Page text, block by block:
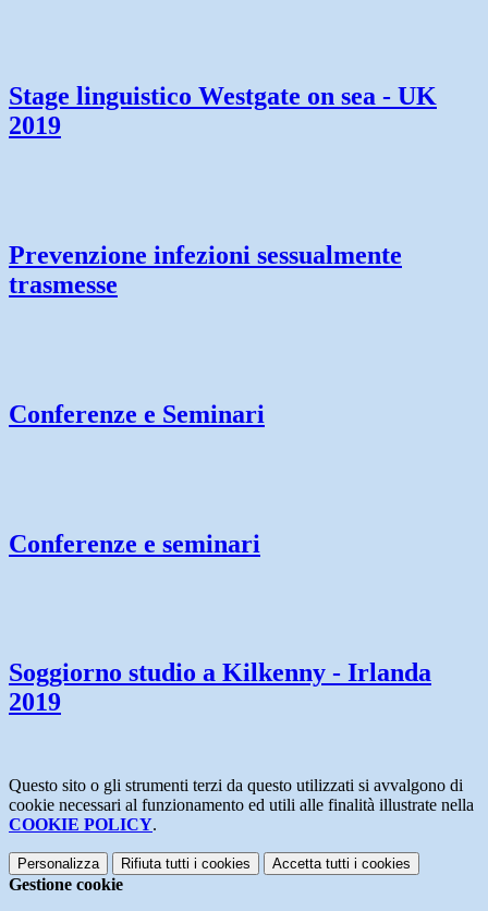
Stage linguistico Westgate on sea - UK
2019
Prevenzione infezioni sessualmente
trasmesse
Conferenze e Seminari
Conferenze e seminari
Soggiorno studio a Kilkenny - Irlanda
2019
Questo sito o gli strumenti terzi da questo utilizzati si avvalgono di
cookie necessari al funzionamento ed utili alle finalità illustrate nella
COOKIE POLICY.
Personalizza Rifiuta tutti i cookies Accetta tutti i cookies
Gestione cookie